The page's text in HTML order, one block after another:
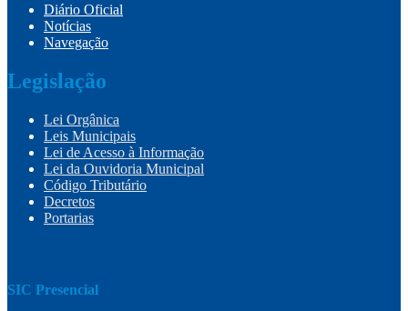
Diário Oficial
Notícias
Navegação
Legislação
Lei Orgânica
Leis Municipais
Lei de Acesso à Informação
Lei da Ouvidoria Municipal
Código Tributário
Decretos
Portarias
SIC Presencial